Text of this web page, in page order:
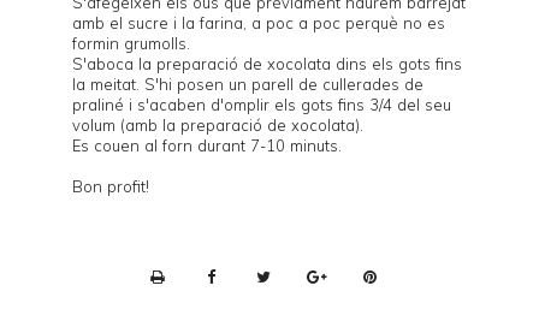
amb el sucre i la farina, a poc a poc perquè no es
formin grumolls.
S'aboca la preparació de xocolata dins els gots fins
la meitat. S'hi posen un parell de cullerades de
praliné i s'acaben d'omplir els gots fins 3/4 del seu
volum (amb la preparació de xocolata).
Es couen al forn durant 7-10 minuts.
Bon profit!